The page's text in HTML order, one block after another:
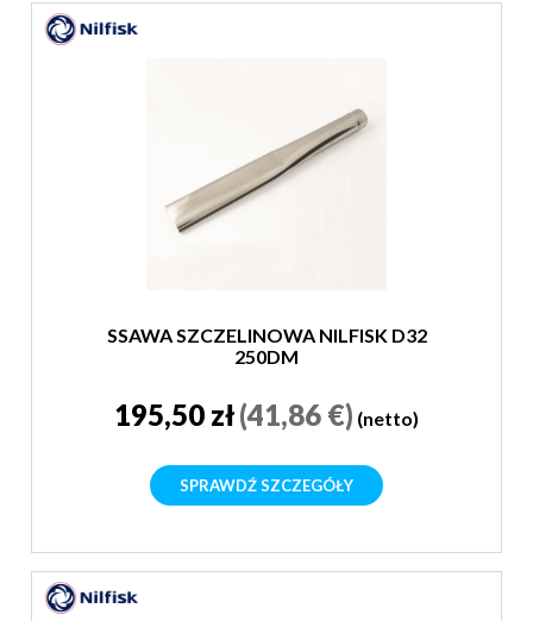
SSAWA SZCZELINOWA NILFISK D32
250DM
195,50 zł(41,86 €) (netto)
SPRAWDŹ SZCZEGÓŁY